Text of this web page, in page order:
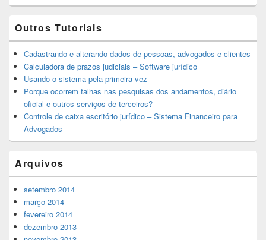
Outros Tutoriais
Cadastrando e alterando dados de pessoas, advogados e clientes
Calculadora de prazos judiciais – Software jurídico
Usando o sistema pela primeira vez
Porque ocorrem falhas nas pesquisas dos andamentos, diário
oficial e outros serviços de terceiros?
Controle de caixa escritório jurídico – Sistema Financeiro para
Advogados
Arquivos
setembro 2014
março 2014
fevereiro 2014
dezembro 2013